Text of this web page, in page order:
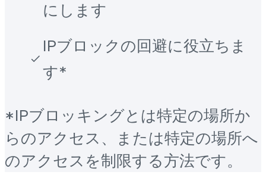
にします
IPブロックの回避に役立ちま
す*
*IPブロッキングとは特定の場所か
らのアクセス、または特定の場所へ
のアクセスを制限する方法です。